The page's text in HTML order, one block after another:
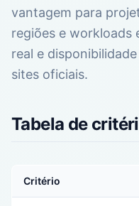
vantagem para
regiões e workloads
real e
sites oficiais.
Tabela de
Critério